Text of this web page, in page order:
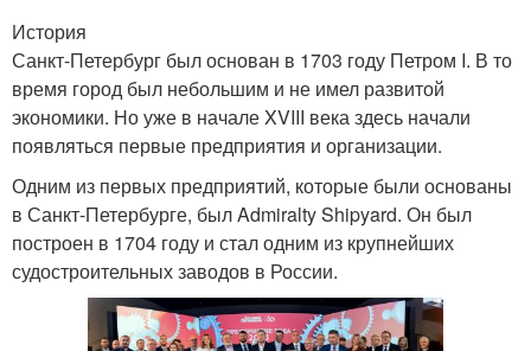
История
Санкт-Петербург был основан в 1703 году Петром I. В то
время город был небольшим и не имел развитой
экономики. Но уже в начале XVIII века здесь начали
появляться первые предприятия и организации.
Одним из первых предприятий, которые были основаны
в Санкт-Петербурге, был Admiralty Shipyard. Он был
построен в 1704 году и стал одним из крупнейших
судостроительных заводов в России.